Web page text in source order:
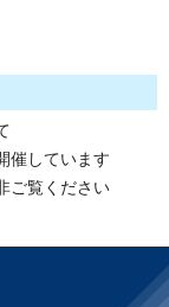
催しています
ご覧ください